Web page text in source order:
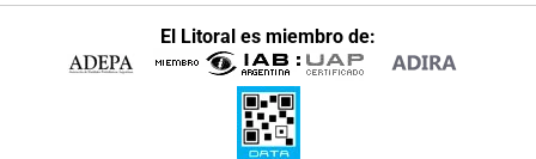
El Litoral es miembro de: